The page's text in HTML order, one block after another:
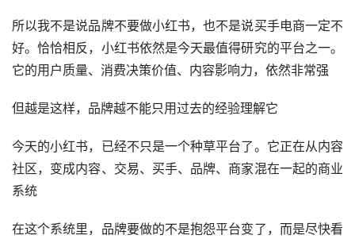
所以我不是说品牌不要做小红书，也不是说买手电商一定不
好。恰恰相反，小红书依然是今天最值得研究的平台之一。
它的用户质量、消费决策价值、内容影响力，依然非常强
但越是这样，品牌越不能只用过去的经验理解它
今天的小红书，已经不只是一个种草平台了。它正在从内容
社区，变成内容、交易、买手、品牌、商家混在一起的商业
系统
在这个系统里，品牌要做的不是抱怨平台变了，而是尽快看